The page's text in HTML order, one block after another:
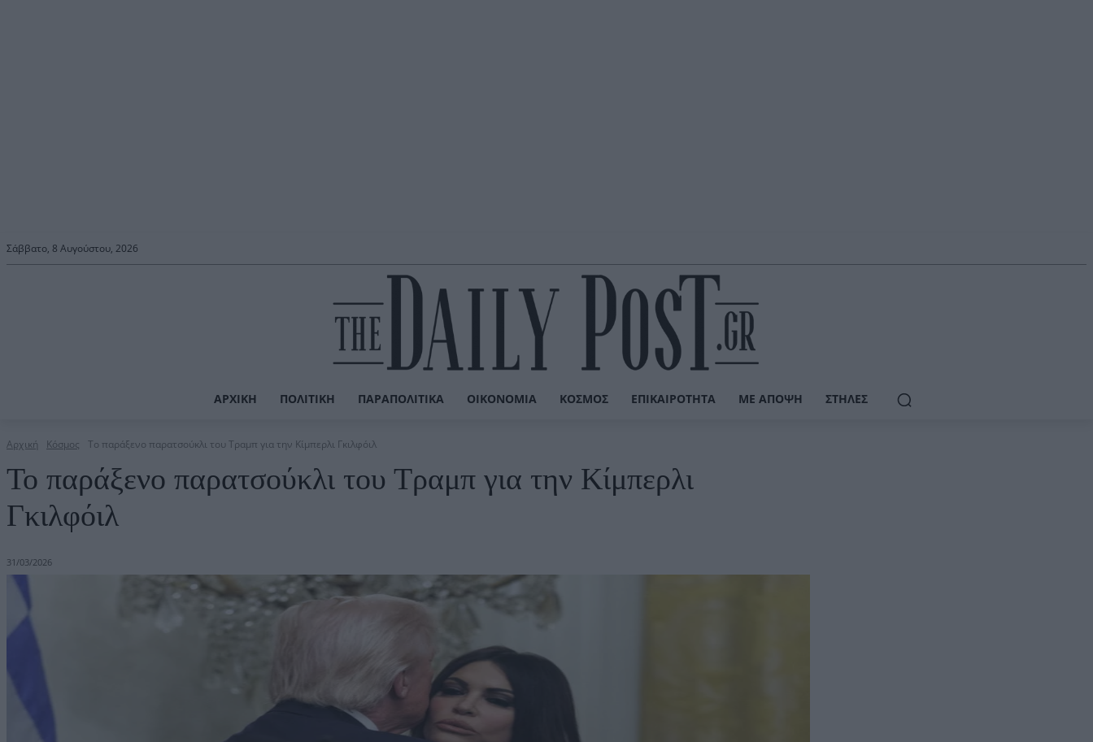
Σάββατο, 8 Αυγούστου, 2026
ΑΡΧΙΚΉ ΠΟΛΙΤΙΚΉ ΠΑΡΑΠΟΛΙΤΙΚΆ ΟΙΚΟΝΟΜΊΑ ΚΌΣΜΟΣ ΕΠΙΚΑΙΡΌΤΗΤΑ ΜΕ ΆΠΟΨΗ ΣΤΉΛΕΣ
Αρχική Κόσμος Το παράξενο παρατσούκλι του Τραμπ για την Κίμπερλι Γκιλφόιλ
Το παράξενο παρατσούκλι του Τραμπ για την Κίμπερλι
Γκιλφόιλ
31/03/2026